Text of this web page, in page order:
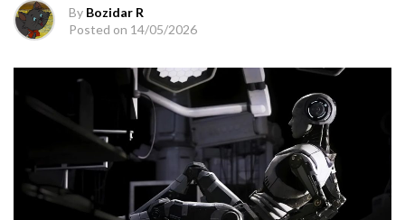
By Bozidar R
Posted on 14/05/2026